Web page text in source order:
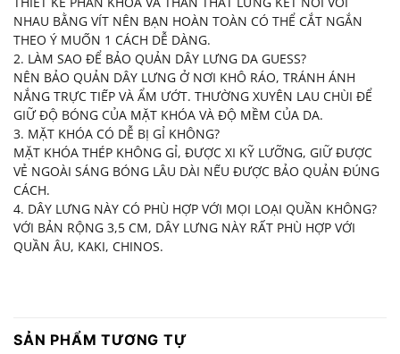
NHAU BẰNG VÍT NÊN BẠN HOÀN TOÀN CÓ THỂ CẮT NGẮN
THEO Ý MUỐN 1 CÁCH DỄ DÀNG.
2. LÀM SAO ĐỂ BẢO QUẢN DÂY LƯNG DA GUESS?
NÊN BẢO QUẢN DÂY LƯNG Ở NƠI KHÔ RÁO, TRÁNH ÁNH
NẮNG TRỰC TIẾP VÀ ẨM ƯỚT. THƯỜNG XUYÊN LAU CHÙI ĐỂ
GIỮ ĐỘ BÓNG CỦA MẶT KHÓA VÀ ĐỘ MỀM CỦA DA.
3. MẶT KHÓA CÓ DỄ BỊ GỈ KHÔNG?
MẶT KHÓA THÉP KHÔNG GỈ, ĐƯỢC XI KỸ LƯỠNG, GIỮ ĐƯỢC
VẺ NGOÀI SÁNG BÓNG LÂU DÀI NẾU ĐƯỢC BẢO QUẢN ĐÚNG
CÁCH.
4. DÂY LƯNG NÀY CÓ PHÙ HỢP VỚI MỌI LOẠI QUẦN KHÔNG?
VỚI BẢN RỘNG 3,5 CM, DÂY LƯNG NÀY RẤT PHÙ HỢP VỚI
QUẦN ÂU, KAKI, CHINOS.
SẢN PHẨM TƯƠNG TỰ